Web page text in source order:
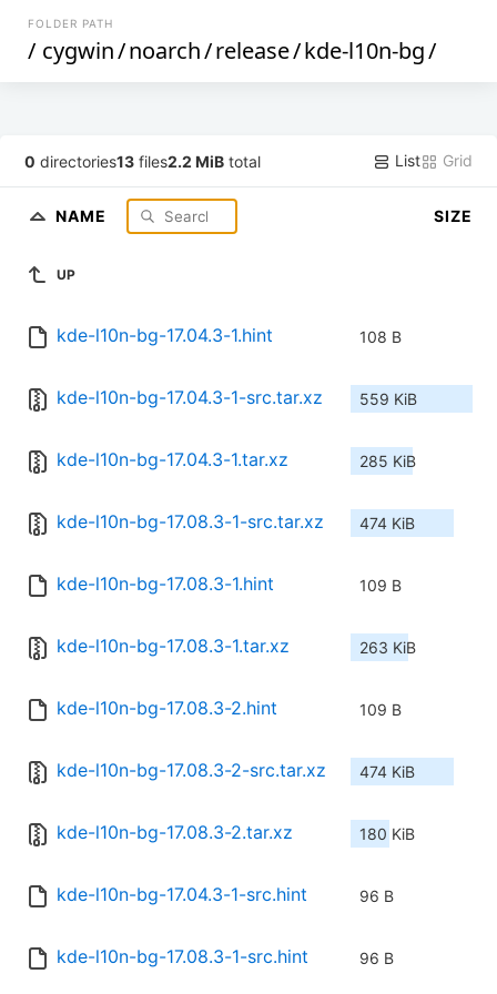
FOLDER PATH
/ cygwin/noarch/release/kde-l10n-bg/
0 directories13 files2.2 MiB total List Grid
NAME SIZE
UP
kde-l10n-bg-17.04.3-1.hint 108 B
kde-l10n-bg-17.04.3-1-src.tar.xz 559 KiB
kde-l10n-bg-17.04.3-1.tar.xz 285 KiB
kde-l10n-bg-17.08.3-1-src.tar.xz 474 KiB
kde-l10n-bg-17.08.3-1.hint 109 B
kde-l10n-bg-17.08.3-1.tar.xz 263 KiB
kde-l10n-bg-17.08.3-2.hint 109 B
kde-l10n-bg-17.08.3-2-src.tar.xz 474 KiB
kde-l10n-bg-17.08.3-2.tar.xz 180 KiB
kde-l10n-bg-17.04.3-1-src.hint 96 B
kde-l10n-bg-17.08.3-1-src.hint 96 B